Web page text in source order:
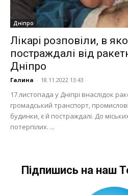
Дніпро
Лікарі розповіли, в
постраждалі від
Дніпро
Галина - 18.11.2022 13:43
17 листопада у Дніпрі внаслідок
громадський транспорт,
будинки, є й постраждалі. До
потерпілих. ...
Підпишись на наш